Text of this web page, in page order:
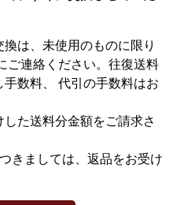
は、未使用のものに限り
ご連絡ください。往復送料
数料、 代引の手数料はお
た送料分金額をご請求さ
きましては、返品をお受け